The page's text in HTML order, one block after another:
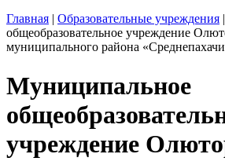
Главная | Образовательные учреждения |
общеобразовательное учреждение
муниципального района
Муниципальное
учреждение